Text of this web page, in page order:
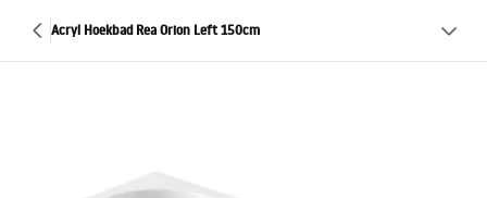
Acryl Hoekbad Rea Orion Left 150cm